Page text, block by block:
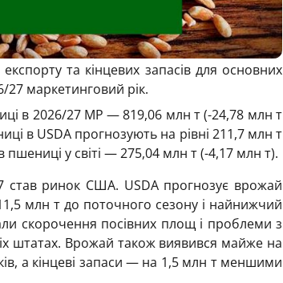
та кінцевих запасів для основних
27 маркетинговий рік.
в 2026/27 МР — 819,06 млн т (-24,78 млн т
в USDA прогнозують на рівні 211,7 млн т
пшениці у світі — 275,04 млн т (-4,17 млн т).
став ринок США. USDA прогнозує врожай
млн т до поточного сезону і найнижчий
скорочення посівних площ і проблеми з
штатах. Врожай також виявився майже на
а кінцеві запаси — на 1,5 млн т меншими